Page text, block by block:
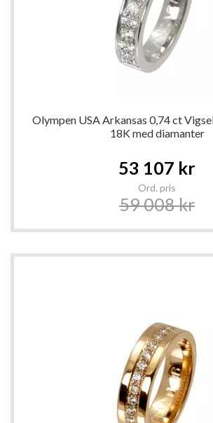
Olympen USA Arkansas 0,74 ct
18K med diamanter
53 107 kr
Ord. pris
59 008 kr